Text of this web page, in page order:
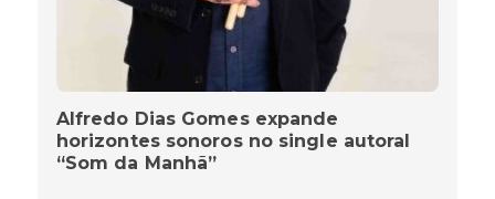
Alfredo Dias Gomes expande
horizontes sonoros no single autoral
“Som da Manhã”